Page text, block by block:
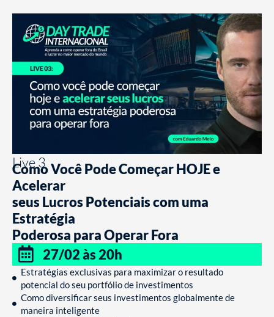
Live 3
Como Você Pode Começar HOJE e
Acelerar
seus Lucros Potenciais com uma
Estratégia
Poderosa para Operar Fora
27/02 às 20h
Estratégias exclusivas para maximizar o resultado
potencial do seu portfólio de investimentos
Como diversificar seus investimentos globalmente de
maneira inteligente